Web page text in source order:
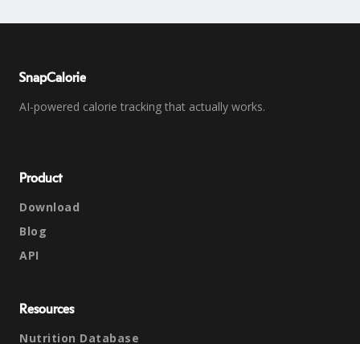
SnapCalorie
AI-powered calorie tracking that actually works.
Product
Download
Blog
API
Resources
Nutrition Database